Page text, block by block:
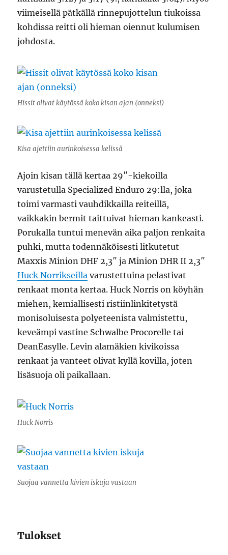
viimeisellä pätkällä rinnepujottelun tiukoissa
kohdissa reitti oli hieman oiennut kulumisen
johdosta.
Hissit olivat käytössä koko kisan ajan (onneksi)
Kisa ajettiin aurinkoisessa kelissä
Ajoin kisan tällä kertaa 29″-kiekoilla
varustetulla Specialized Enduro 29:lla, joka
toimi varmasti vauhdikkailla reiteillä,
vaikkakin bermit taittuivat hieman kankeasti.
Porukalla tuntui menevän aika paljon renkaita
puhki, mutta todennäköisesti litkutetut
Maxxis Minion DHF 2,3″ ja Minion DHR II 2,3″
Huck Norrikseilla varustettuina pelastivat
renkaat monta kertaa. Huck Norris on köyhän
miehen, kemiallisesti ristiinlinkitetystä
monisoluisesta polyeteenista valmistettu,
keveämpi vastine Schwalbe Procorelle tai
DeanEasylle. Levin alamäkien kivikoissa
renkaat ja vanteet olivat kyllä kovilla, joten
lisäsuoja oli paikallaan.
Huck Norris
Suojaa vannetta kivien iskuja vastaan
Tulokset